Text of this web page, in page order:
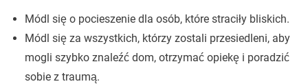
Módl się o pocieszenie dla osób, które straciły bliskich.
Módl się za wszystkich, którzy zostali przesiedleni, aby
mogli szybko znaleźć dom, otrzymać opiekę i poradzić
sobie z traumą.